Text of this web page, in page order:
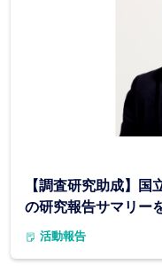
【調査研究助成】
の研究報告サマリー
活動報告